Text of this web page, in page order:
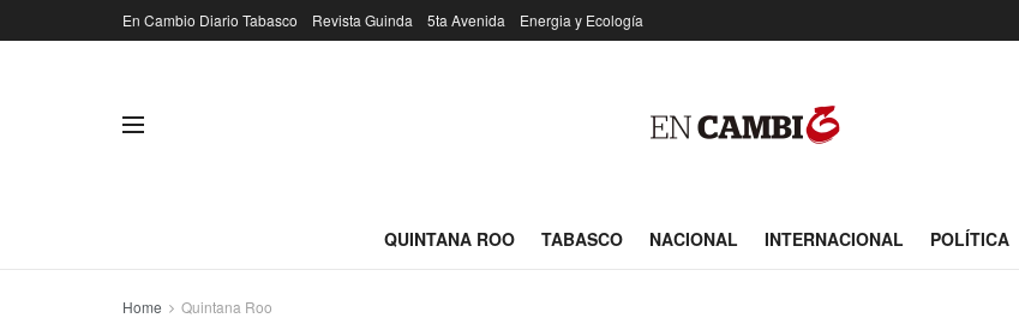
En Cambio Diario Tabasco Revista Guinda 5ta Avenida Energia y Ecología
QUINTANA ROO TABASCO NACIONAL INTERNACIONAL POLÍTICA
Home Quintana Roo